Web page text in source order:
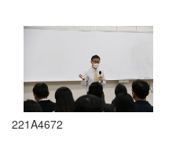
221A4672